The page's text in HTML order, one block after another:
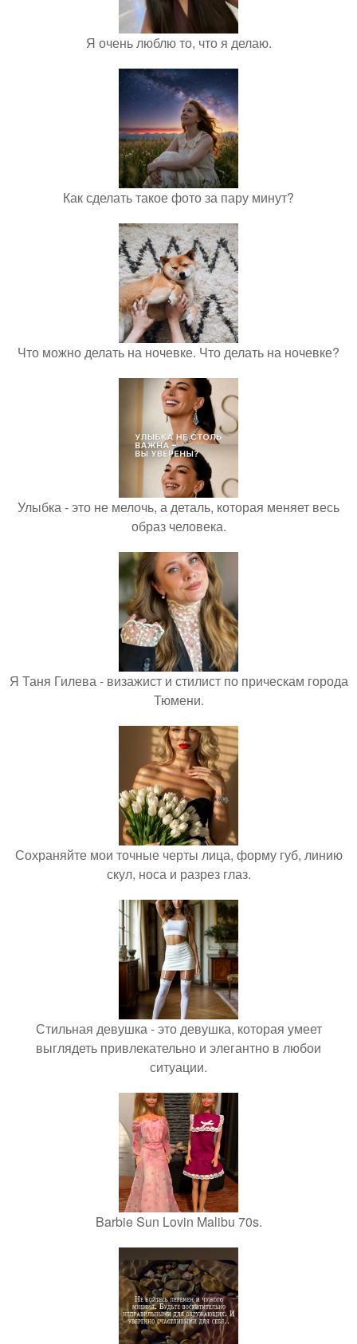
Я очень люблю то, что я делаю.
Как сделать такое фото за пару минут?
Что можно делать на ночевке. Что делать на ночевке?
Улыбка - это не мелочь, а деталь, которая меняет весь
образ человека.
Я Таня Гилева - визажист и стилист по прическам города
Тюмени.
Сохраняйте мои точные черты лица, форму губ, линию
скул, носа и разрез глаз.
Стильная девушка - это девушка, которая умеет
выглядеть привлекательно и элегантно в любои
ситуации.
Barbie Sun Lovin Malibu 70s.